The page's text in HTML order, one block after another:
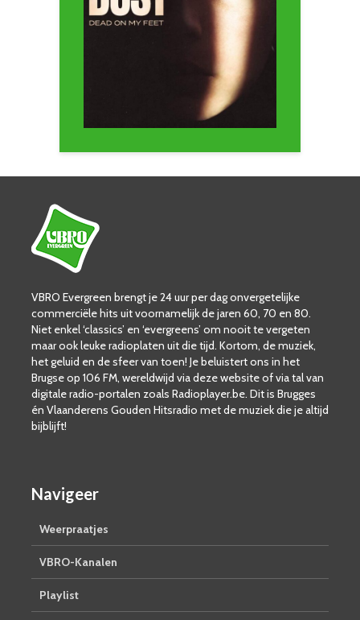
VBRO Evergreen brengt je 24 uur per dag onvergetelijke
commerciële hits uit voornamelijk de jaren 60, 70 en 80.
Niet enkel ‘classics’ en ‘evergreens’ om nooit te vergeten
maar ook leuke radioplaten uit die tijd. Kortom, de muziek,
het geluid en de sfeer van toen! Je beluistert ons in het
Brugse op 106 FM, wereldwijd via deze website of via tal van
digitale radio-portalen zoals Radioplayer.be. Dit is Brugges
én Vlaanderens Gouden Hitsradio met de muziek die je altijd
bijblijft!
Navigeer
Weerpraatjes
VBRO-Kanalen
Playlist